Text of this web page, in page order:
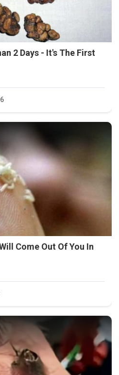
2 Days - It's The First
Come Out Of You In